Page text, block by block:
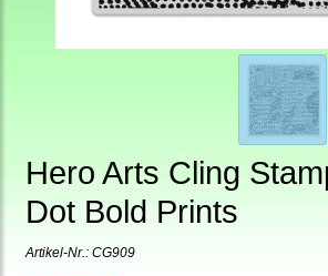
Hero Arts Cling
Dot Bold Prints
Artikel-Nr.: CG909